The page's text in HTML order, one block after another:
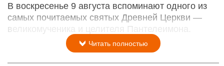
В воскресенье 9 августа вспоминают одного из
самых почитаемых святых Древней Церкви —
великомученика и целителя Пантелеимона.
Читать полностью